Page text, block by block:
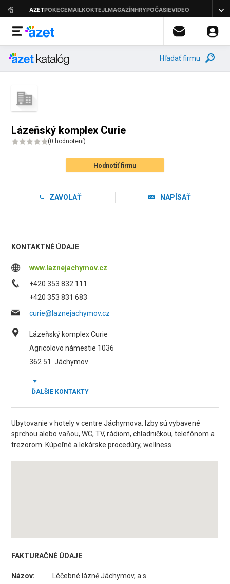
Hľadať firmu
Lázeňský komplex Curie
(0 hodnotení)
Hodnotiť firmu
ZAVOLAŤ NAPÍSAŤ
KONTAKTNÉ ÚDAJE
www.laznejachymov.cz
+420 353 832 111
+420 353 831 683
curie@laznejachymov.cz
Lázeňský komplex Curie
Agricolovo námestie 1036
362 51 Jáchymov
ĎALŠIE KONTAKTY
Ubytovanie v hotely v centre Jáchymova. Izby sú vybavené
sprchou alebo vaňou, WC, TV, rádiom, chladničkou, telefónom a
trezorom. Kúpeľné a lekárske procedúry, wellness.
FAKTURAČNÉ ÚDAJE
Názov:
Léčebné lázně Jáchymov, a.s.